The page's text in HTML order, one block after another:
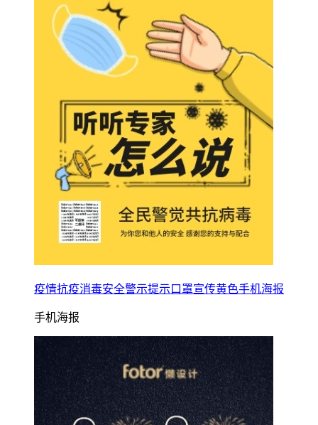
疫情抗疫消毒安全警示提示口罩宣传黄色手机海报
手机海报